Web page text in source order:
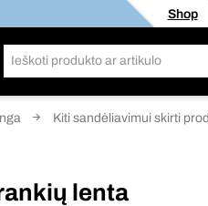
Shop
Kiti sandėliavimui skirti
lenta